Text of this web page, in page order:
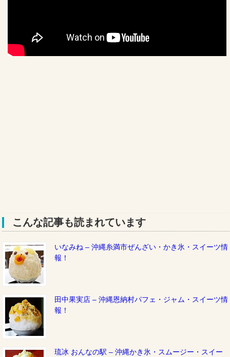
こんな記事も読まれています
いなみね – 沖縄糸満市ぜんざい・かき氷・スイーツ情
報！
田中果実店 – 沖縄恩納村パフェ・ジャム・スイーツ情
報！
琉冰 おんなの駅 – 沖縄かき氷・スムージー・スイー